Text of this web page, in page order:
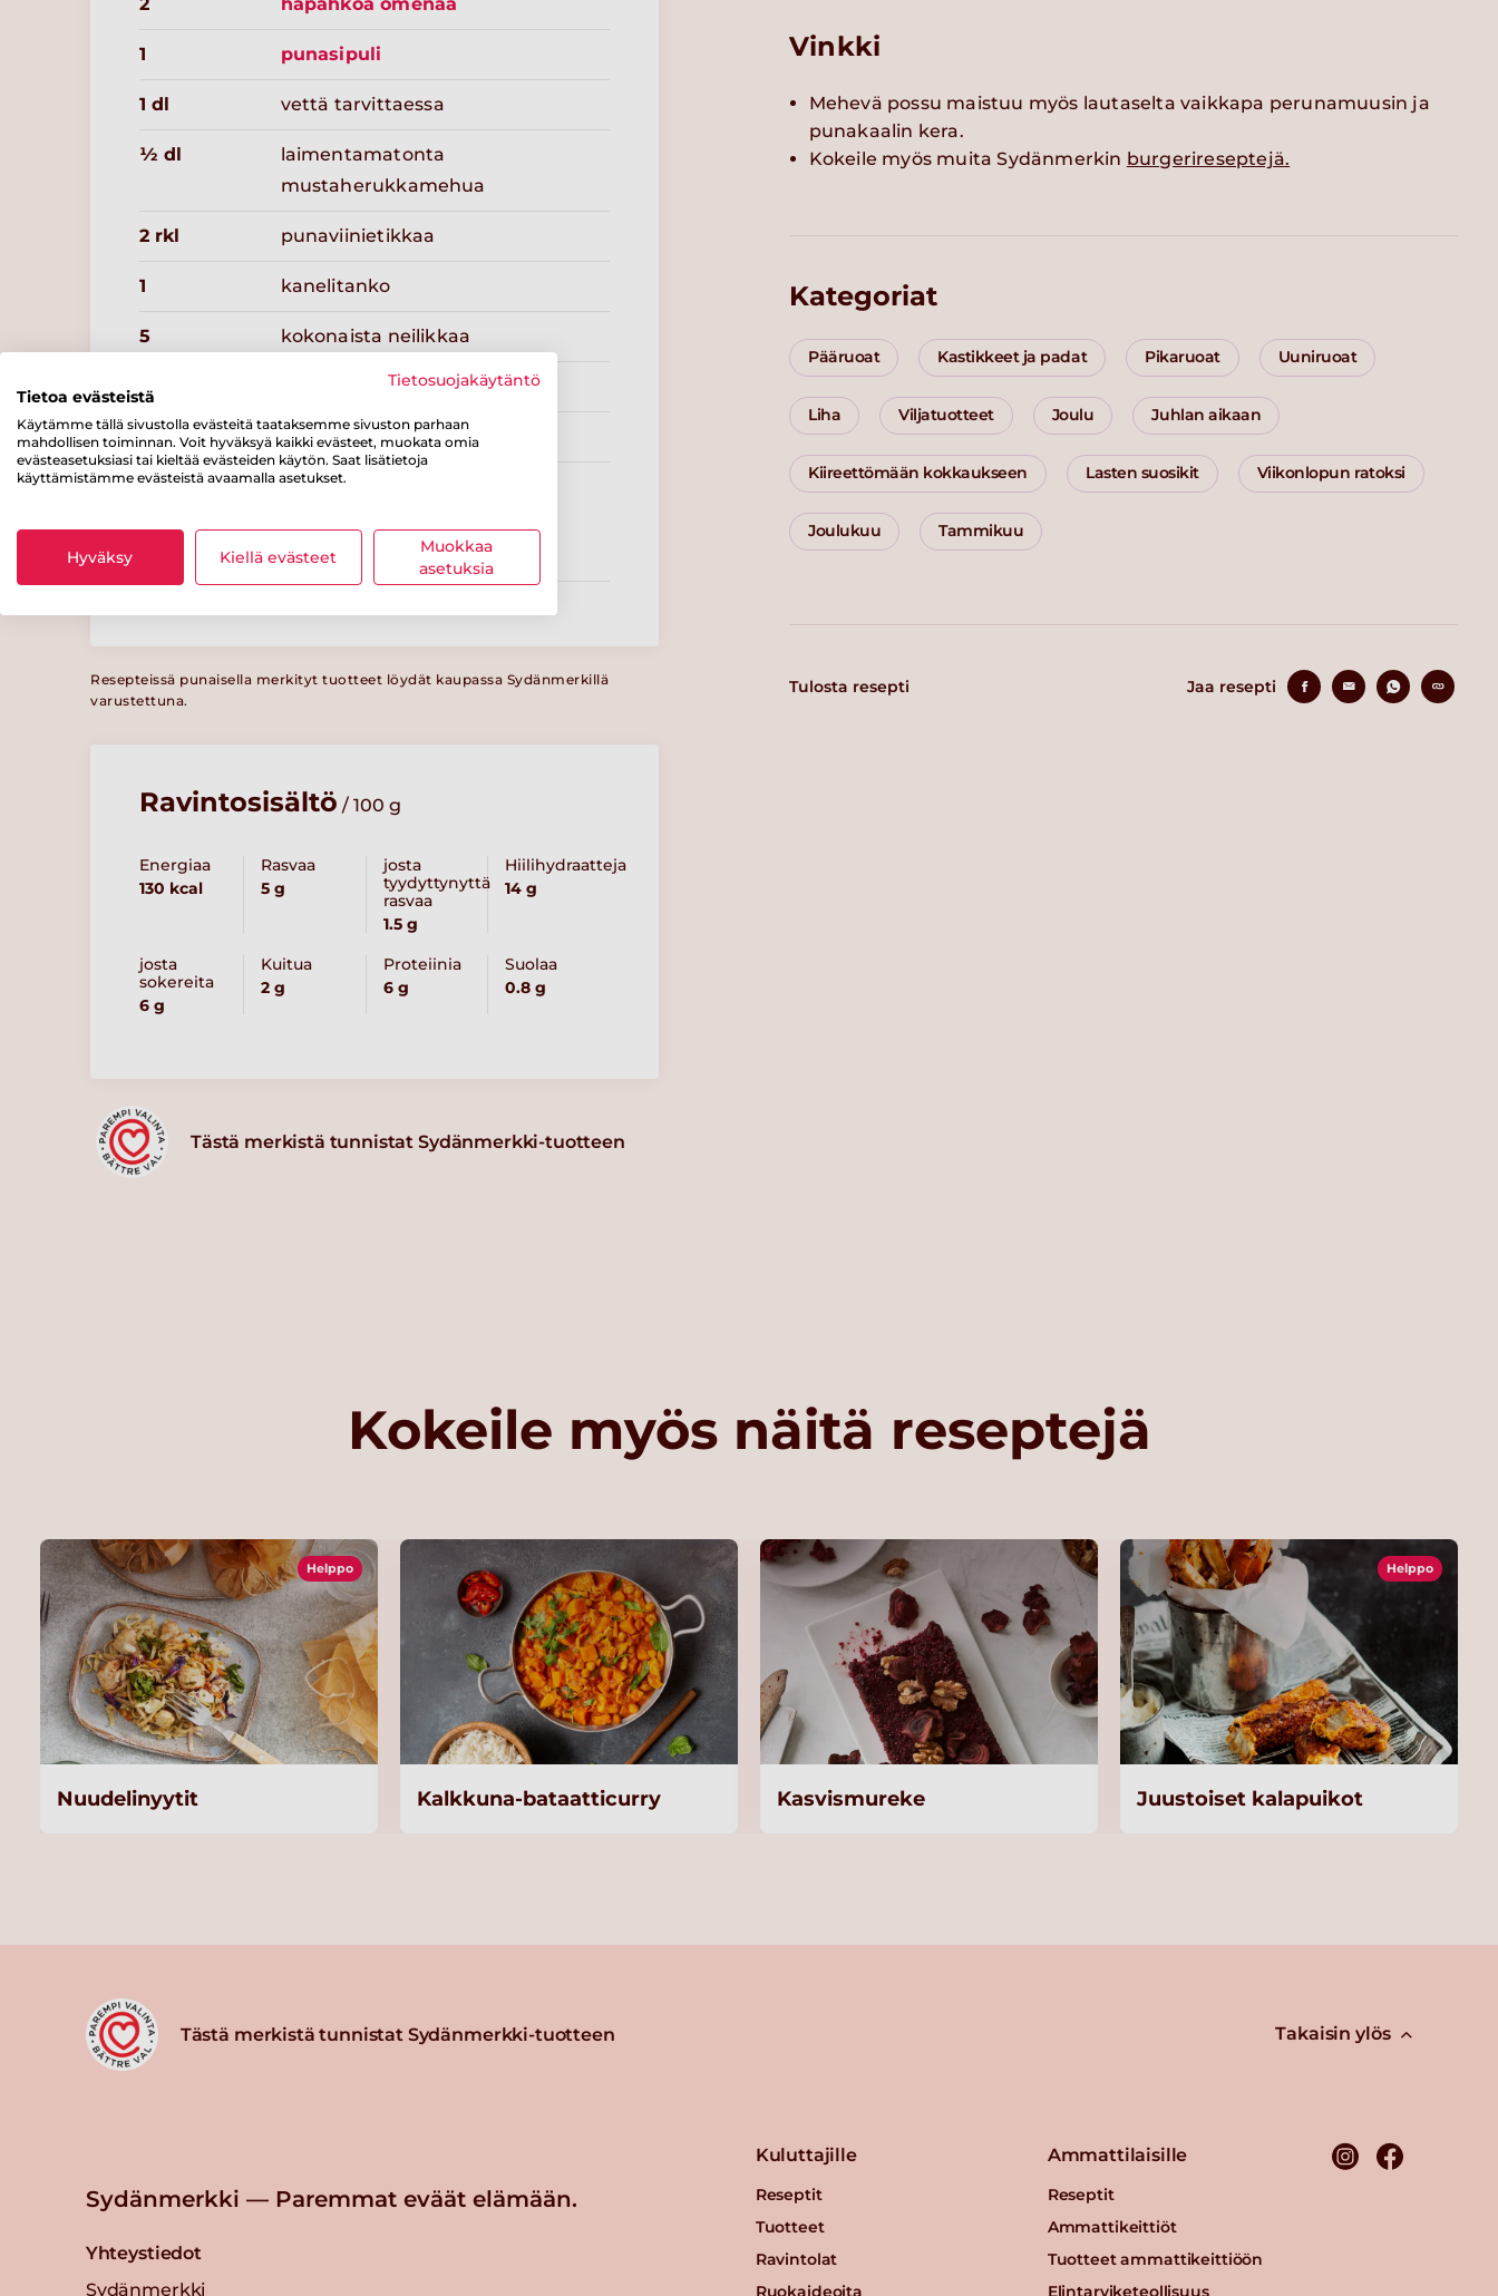
1 punasipuli
1 dl vettä tarvittaessa
½ dl
laimentamatonta
mustaherukkamehua
2 rkl punaviinietikkaa
1 kanelitanko
5 kokonaista neilikkaa
½ tl valkopippuria
¼ tl suolaa
hampurilaissämpylää
Resepteissä punaisella merkityt tuotteet löydät kaupassa Sydänmerkillä
varustettuna.
Ravintosisältö / 100 g
Energiaa
130 kcal
Rasvaa
5 g
josta
tyydyttynyttä
rasvaa
1.5 g
Hiilihydraatteja
14 g
josta
sokereita
6 g
Kuitua
2 g
Proteiinia
6 g
Suolaa
0.8 g
Tästä merkistä tunnistat Sydänmerkki-tuotteen
Vinkki
Mehevä possu maistuu myös lautaselta vaikkapa perunamuusin ja
punakaalin kera.
Kokeile myös muita Sydänmerkin burgerireseptejä.
Kategoriat
Pääruoat Kastikkeet ja padat Pikaruoat Uuniruoat
Liha Viljatuotteet Joulu Juhlan aikaan
Kiireettömään kokkaukseen Lasten suosikit Viikonlopun ratoksi
Joulukuu Tammikuu
Tulosta resepti Jaa resepti
Kokeile myös näitä reseptejä
Helppo
Nuudelinyytit Kalkkuna-bataatticurry Kasvismureke
Helppo
Juustoiset kalapuikot
Tästä merkistä tunnistat Sydänmerkki-tuotteen Takaisin ylös
Sydänmerkki — Paremmat eväät elämään.
Yhteystiedot
Sydänmerkki
Kuluttajille
Reseptit
Tuotteet
Ravintolat
Ruokaideoita
Ammattilaisille
Reseptit
Ammattikeittiöt
Tuotteet ammattikeittiöön
Elintarviketeollisuus
Tietosuojakäytäntö
Tietoa evästeistä
Käytämme tällä sivustolla evästeitä taataksemme sivuston parhaan
mahdollisen toiminnan. Voit hyväksyä kaikki evästeet, muokata omia
evästeasetuksiasi tai kieltää evästeiden käytön. Saat lisätietoja
käyttämistämme evästeistä avaamalla asetukset.
Hyväksy Kiellä evästeet
Muokkaa
asetuksia